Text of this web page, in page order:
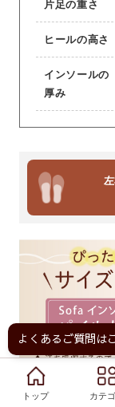
トップ カテ
片足の重さ
ヒールの高さ
インソールの
厚み
トップ カテ
よくあるご質問は